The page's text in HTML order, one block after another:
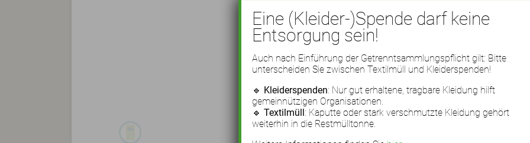
Eine (Kleider-)Spende darf keine
Entsorgung sein!
Auch nach Einführung der Getrenntsammlungspflicht gilt: Bitte
unterscheiden Sie zwischen Textilmüll und Kleiderspenden!
🔹 Kleiderspenden: Nur gut erhaltene, tragbare Kleidung hilft
gemeinnützigen Organisationen.
🔹Textilmüll: Kaputte oder stark verschmutzte Kleidung gehört
weiterhin in die Restmülltonne.